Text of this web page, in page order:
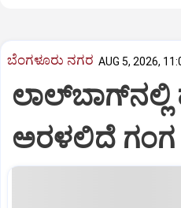
ಬೆಂಗಳೂರು ನಗರ AUG 5, 2026,
ಅರಳಲಿದೆ ಗಂಗ